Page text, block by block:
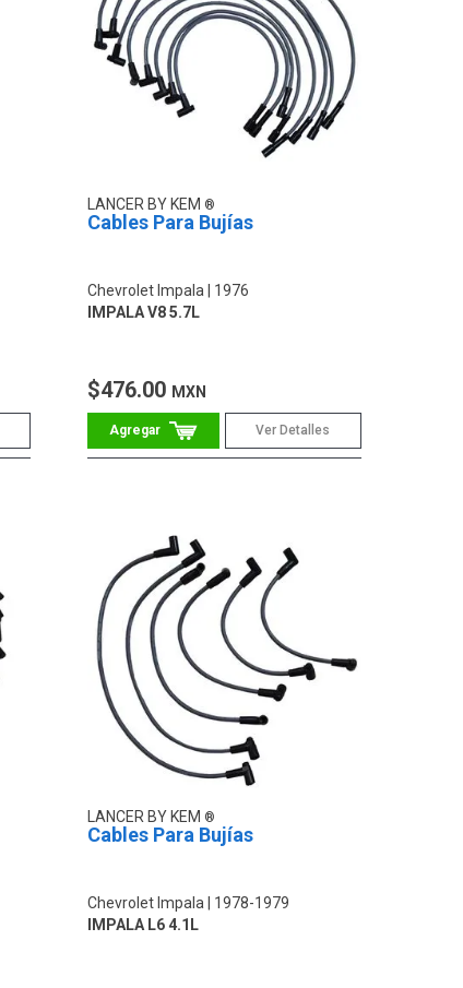
LANCER BY KEM
Cables Para Bujías
Chevrolet Impala
1976
IMPALA V8 5.7L
$476.00 MXN
Ver Detalles
LANCER BY KEM
Cables Para Bujías
Chevrolet Impala
1978-1979
IMPALA L6 4.1L